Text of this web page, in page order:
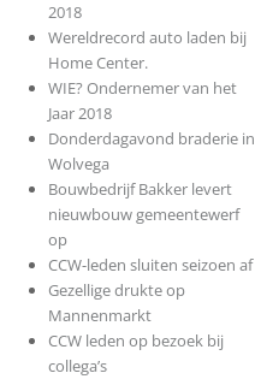
2018
Wereldrecord auto laden bij
Home Center.
WIE? Ondernemer van het
Jaar 2018
Donderdagavond braderie in
Wolvega
Bouwbedrijf Bakker levert
nieuwbouw gemeentewerf
op
CCW-leden sluiten seizoen af
Gezellige drukte op
Mannenmarkt
CCW leden op bezoek bij
collega’s